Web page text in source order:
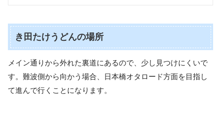
き田たけうどんの場所
メイン通りから外れた裏道にあるので、少し見つけにくいで
す。難波側から向かう場合、日本橋オタロード方面を目指し
て進んで行くことになります。